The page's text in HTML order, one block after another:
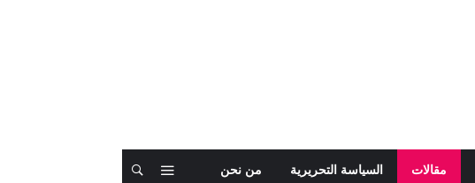
مقالات السياسة التحريرية من نحن